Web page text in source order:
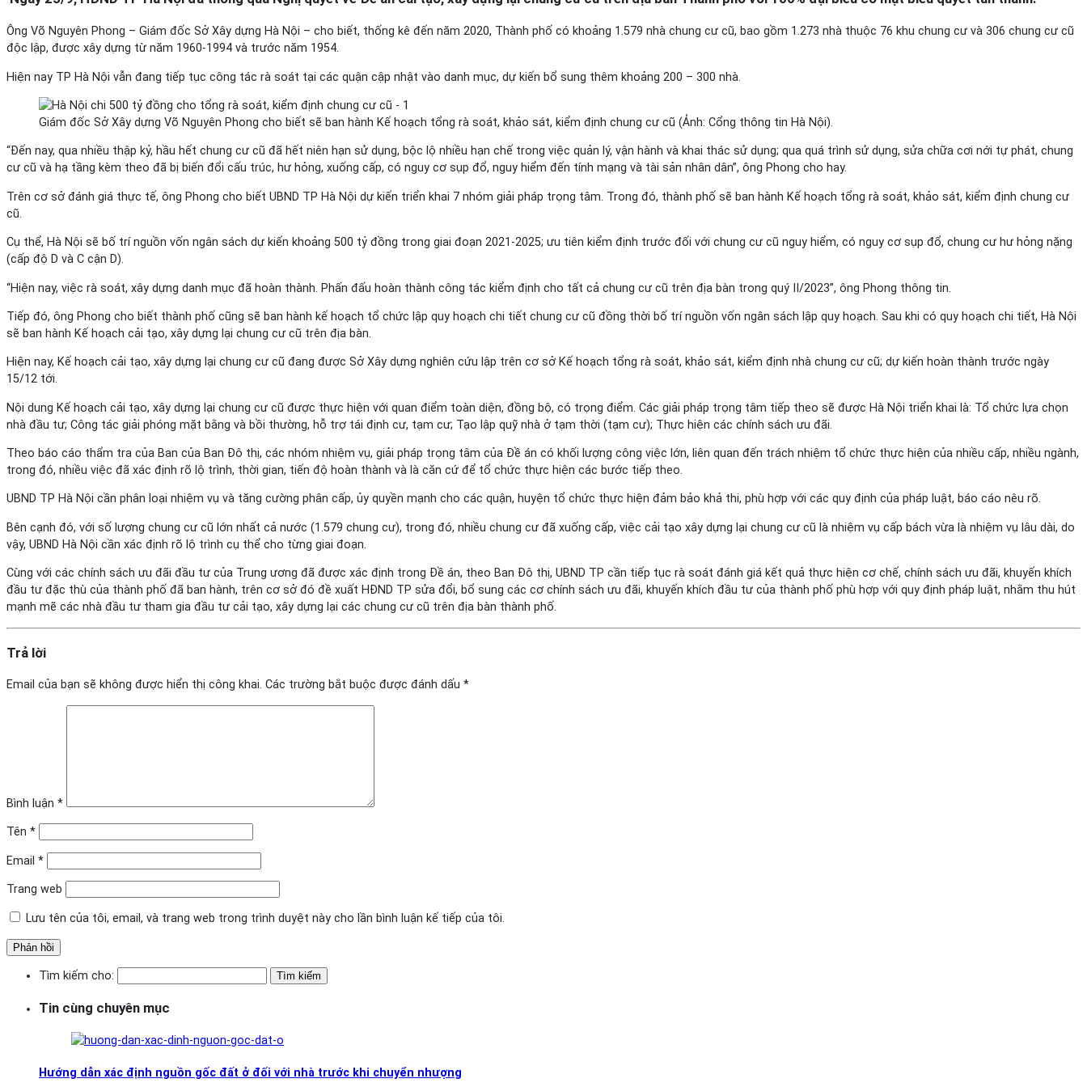
Ông Võ Nguyên Phong – Giám đốc Sở Xây dựng Hà Nội – cho biết, thống kê đến năm 2020, Thành phố có khoảng 1.579 nhà chung cư cũ, bao gồm 1.273 nhà thuộc 76 khu chung cư và 306 chung cư cũ
độc lập, được xây dựng từ năm 1960-1994 và trước năm 1954.
Hiện nay TP Hà Nội vẫn đang tiếp tục công tác rà soát tại các quận cập nhật vào danh mục, dự kiến bổ sung thêm khoảng 200 – 300 nhà.
Giám đốc Sở Xây dựng Võ Nguyên Phong cho biết sẽ ban hành Kế hoạch tổng rà soát, khảo sát, kiểm định chung cư cũ (Ảnh: Cổng thông tin Hà Nội).
“Đến nay, qua nhiều thập kỷ, hầu hết chung cư cũ đã hết niên hạn sử dụng, bộc lộ nhiều hạn chế trong việc quản lý, vận hành và khai thác sử dụng; qua quá trình sử dụng, sửa chữa cơi nới tự phát, chung
cư cũ và hạ tầng kèm theo đã bị biến đổi cấu trúc, hư hỏng, xuống cấp, có nguy cơ sụp đổ, nguy hiểm đến tính mạng và tài sản nhân dân”, ông Phong cho hay.
Trên cơ sở đánh giá thực tế, ông Phong cho biết UBND TP Hà Nội dự kiến triển khai 7 nhóm giải pháp trọng tâm. Trong đó, thành phố sẽ ban hành Kế hoạch tổng rà soát, khảo sát, kiểm định chung cư
cũ.
Cụ thể, Hà Nội sẽ bố trí nguồn vốn ngân sách dự kiến khoảng 500 tỷ đồng trong giai đoạn 2021-2025; ưu tiên kiểm định trước đối với chung cư cũ nguy hiểm, có nguy cơ sụp đổ, chung cư hư hỏng nặng
(cấp độ D và C cận D).
“Hiện nay, việc rà soát, xây dựng danh mục đã hoàn thành. Phấn đấu hoàn thành công tác kiểm định cho tất cả chung cư cũ trên địa bàn trong quý II/2023”, ông Phong thông tin.
Tiếp đó, ông Phong cho biết thành phố cũng sẽ ban hành kế hoạch tổ chức lập quy hoạch chi tiết chung cư cũ đồng thời bố trí nguồn vốn ngân sách lập quy hoạch. Sau khi có quy hoạch chi tiết, Hà Nội
sẽ ban hành Kế hoạch cải tạo, xây dựng lại chung cư cũ trên địa bàn.
Hiện nay, Kế hoạch cải tạo, xây dựng lại chung cư cũ đang được Sở Xây dựng nghiên cứu lập trên cơ sở Kế hoạch tổng rà soát, khảo sát, kiểm định nhà chung cư cũ; dự kiến hoàn thành trước ngày
15/12 tới.
Nội dung Kế hoạch cải tạo, xây dựng lại chung cư cũ được thực hiện với quan điểm toàn diện, đồng bộ, có trọng điểm. Các giải pháp trọng tâm tiếp theo sẽ được Hà Nội triển khai là: Tổ chức lựa chọn
nhà đầu tư; Công tác giải phóng mặt bằng và bồi thường, hỗ trợ tái định cư, tạm cư; Tạo lập quỹ nhà ở tạm thời (tạm cư); Thực hiện các chính sách ưu đãi.
Theo báo cáo thẩm tra của Ban của Ban Đô thị, các nhóm nhiệm vụ, giải pháp trọng tâm của Đề án có khối lượng công việc lớn, liên quan đến trách nhiệm tổ chức thực hiện của nhiều cấp, nhiều ngành,
trong đó, nhiều việc đã xác định rõ lộ trình, thời gian, tiến độ hoàn thành và là căn cứ để tổ chức thực hiện các bước tiếp theo.
UBND TP Hà Nội cần phân loại nhiệm vụ và tăng cường phân cấp, ủy quyền mạnh cho các quận, huyện tổ chức thực hiện đảm bảo khả thi, phù hợp với các quy định của pháp luật, báo cáo nêu rõ.
Bên cạnh đó, với số lượng chung cư cũ lớn nhất cả nước (1.579 chung cư), trong đó, nhiều chung cư đã xuống cấp, việc cải tạo xây dựng lại chung cư cũ là nhiệm vụ cấp bách vừa là nhiệm vụ lâu dài, do
vậy, UBND Hà Nội cần xác định rõ lộ trình cụ thể cho từng giai đoạn.
Cùng với các chính sách ưu đãi đầu tư của Trung ương đã được xác định trong Đề án, theo Ban Đô thị, UBND TP cần tiếp tục rà soát đánh giá kết quả thực hiện cơ chế, chính sách ưu đãi, khuyến khích
đầu tư đặc thù của thành phố đã ban hành, trên cơ sở đó đề xuất HĐND TP sửa đổi, bổ sung các cơ chính sách ưu đãi, khuyến khích đầu tư của thành phố phù hợp với quy định pháp luật, nhằm thu hút
mạnh mẽ các nhà đầu tư tham gia đầu tư cải tạo, xây dựng lại các chung cư cũ trên địa bàn thành phố.
Trả lời
Email của bạn sẽ không được hiển thị công khai. Các trường bắt buộc được đánh dấu *
Bình luận *
Tên *
Email *
Trang web
Lưu tên của tôi, email, và trang web trong trình duyệt này cho lần bình luận kế tiếp của tôi.
Tìm kiếm cho:
Tin cùng chuyên mục
Hướng dẫn xác định nguồn gốc đất ở đối với nhà trước khi chuyển nhượng